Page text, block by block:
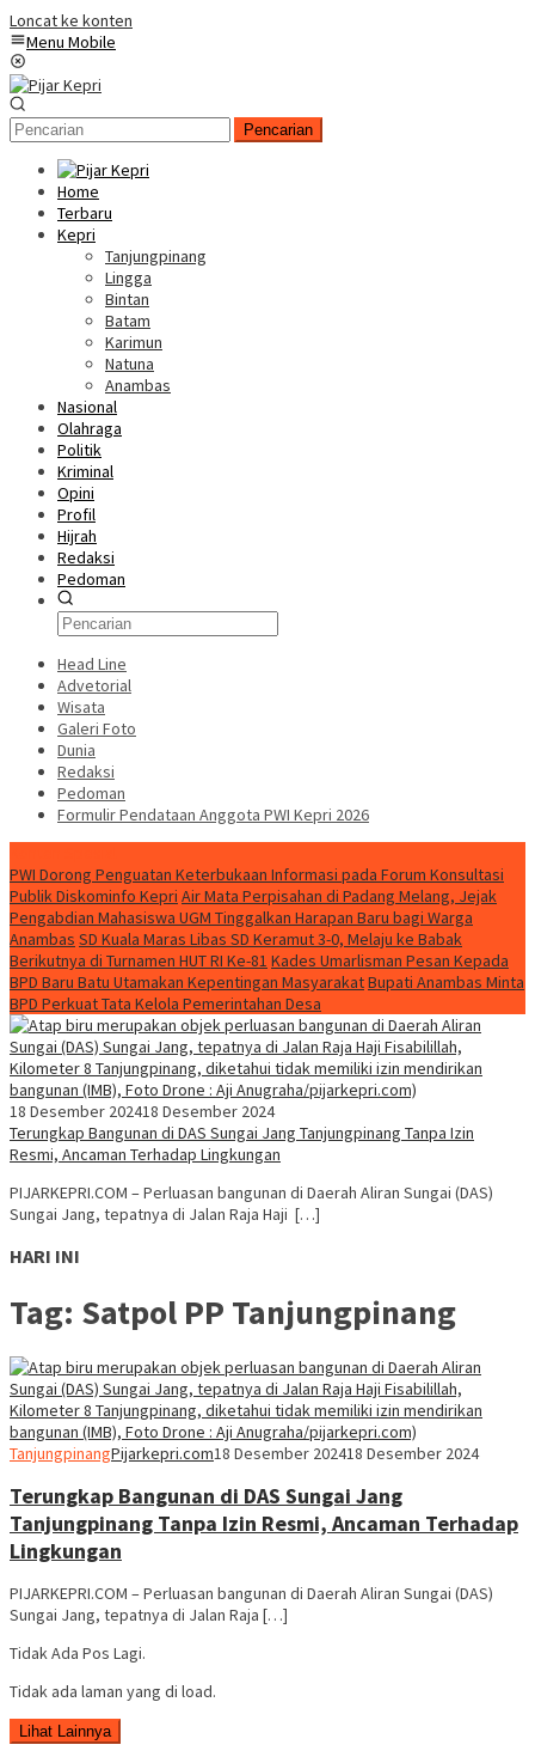
Loncat ke konten
Menu Mobile
Pencarian
Home
Terbaru
Kepri
Tanjungpinang
Lingga
Bintan
Batam
Karimun
Natuna
Anambas
Nasional
Olahraga
Politik
Kriminal
Opini
Profil
Hijrah
Redaksi
Pedoman
Head Line
Advetorial
Wisata
Galeri Foto
Dunia
Redaksi
Pedoman
Formulir Pendataan Anggota PWI Kepri 2026
PWI Dorong Penguatan Keterbukaan Informasi pada Forum Konsultasi
Publik Diskominfo Kepri Air Mata Perpisahan di Padang Melang, Jejak
Pengabdian Mahasiswa UGM Tinggalkan Harapan Baru bagi Warga
Anambas SD Kuala Maras Libas SD Keramut 3-0, Melaju ke Babak
Berikutnya di Turnamen HUT RI Ke-81 Kades Umarlisman Pesan Kepada
BPD Baru Batu Utamakan Kepentingan MasyarakatBupati Anambas Minta
BPD Perkuat Tata Kelola Pemerintahan Desa
18 Desember 202418 Desember 2024
Terungkap Bangunan di DAS Sungai Jang Tanjungpinang Tanpa Izin
Resmi, Ancaman Terhadap Lingkungan
PIJARKEPRI.COM – Perluasan bangunan di Daerah Aliran Sungai (DAS)
Sungai Jang, tepatnya di Jalan Raja Haji […]
HARI INI
Tag: Satpol PP Tanjungpinang
TanjungpinangPijarkepri.com18 Desember 202418 Desember 2024
Terungkap Bangunan di DAS Sungai Jang
Tanjungpinang Tanpa Izin Resmi, Ancaman Terhadap
Lingkungan
PIJARKEPRI.COM – Perluasan bangunan di Daerah Aliran Sungai (DAS)
Sungai Jang, tepatnya di Jalan Raja […]
Tidak Ada Pos Lagi.
Tidak ada laman yang di load.
Lihat Lainnya